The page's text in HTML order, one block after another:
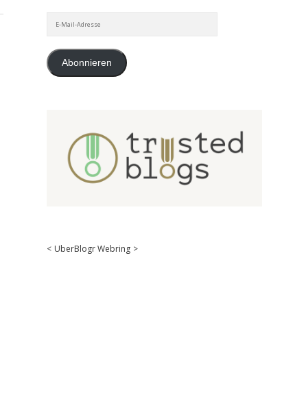
Mail-
Abonnieren
< UberBlogr Webring >